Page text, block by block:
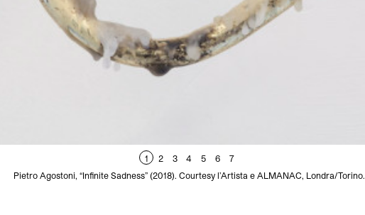
1 2 3 4 5 6
7
Pietro Agostoni, “Infinite Sadness” (2018). Courtesy l’Artista e ALMANAC, Londra/Torino.